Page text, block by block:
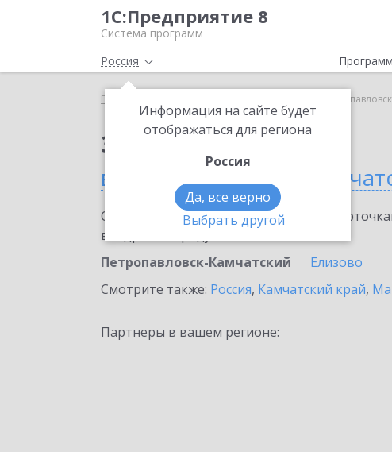
1С:Предприятие 8
Система программ
Россия
Информация на сайте будет
отображаться для региона
Россия
Да, все верно
Выбрать другой
Главная mag1c в
Заказать mag1c
в Петропавловске-
Ознакомьтесь с информационными
внедрение продукта.
Петропавловск-Камчатский
Елизово
Смотрите также: Россия, Камчатский край,
Партнеры в вашем регионе: